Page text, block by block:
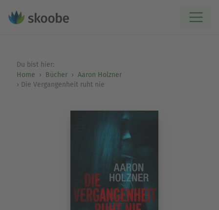
Du bist hier:
Home
Bücher
Aaron Holzner
Die Vergangenheit ruht nie